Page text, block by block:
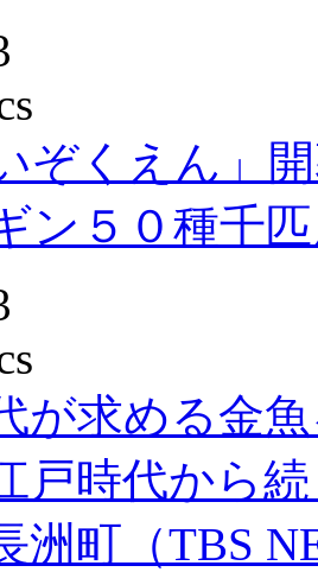
いぞくえん」
ン５０種千
が求める金
時代から
洲町（TBS